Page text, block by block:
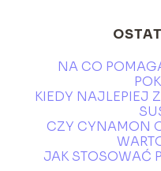
NA CO
KIEDY NAJLEPIEJ
CZY CYNAMON
JAK STOSOWAĆ